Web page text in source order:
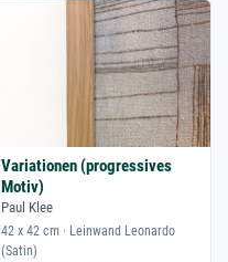
Variationen (progressives
Motiv)
Paul Klee
42 x 42 cm · Leinwand Leonardo
(Satin)